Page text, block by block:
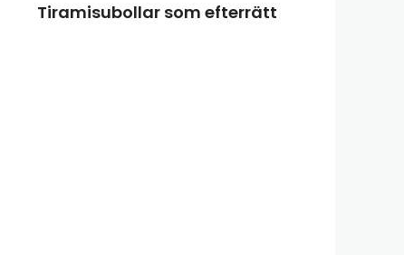
Tiramisubollar som efterrätt